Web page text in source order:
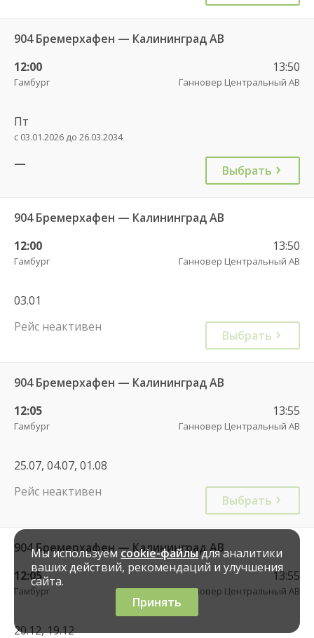
904 Бремерхафен — Калининград АВ
12:00
Гамбург
13:50
Ганновер Центральный АВ
Пт
с 03.01.2026 до 26.03.2034
— Выбрать
904 Бремерхафен — Калининград АВ
12:00
Гамбург
13:50
Ганновер Центральный АВ
03.01
Рейс неактивен
Выбрать
904 Бремерхафен — Калининград АВ
12:05
Гамбург
13:55
Ганновер Центральный АВ
25.07, 04.07, 01.08
Рейс неактивен
Выбрать
904 Бремерхафен — Калининград АВ
12:05
Гамбург
13:55
Ганновер Центральный АВ
20.12, 19.12
Мы используемcookie-файлыдля аналитики
ваших действий, рекомендаций и улучшения
сайта.
Принять